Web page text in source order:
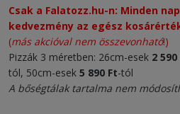
Csak a Falatozz.hu-n: Minden
kedvezmény az egész
(más akcióval nem összevonható!)
Pizzák 3 méretben: 26cm-esek 2 590
tól, 50cm-esek 5 890 Ft-tól
A bőségtálak tartalma nem